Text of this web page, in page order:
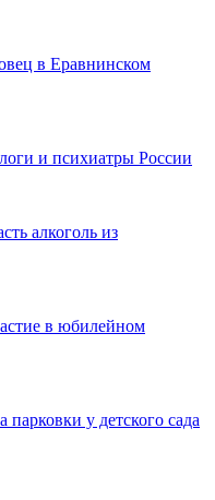
в Еравнинском
и психиатры России
алкоголь из
в юбилейном
парковки у детского сада